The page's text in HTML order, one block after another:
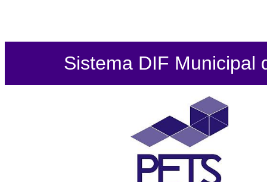
Sistema DIF Municipal